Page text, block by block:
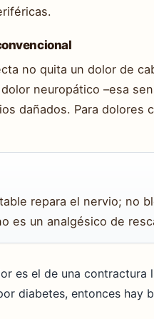
no quita un dolor de
neuropático –esa
dañados. Para dolores
repara el nervio; no
es un analgésico de
es el de una contractura
diabetes, entonces hay